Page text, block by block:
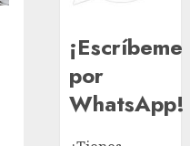
¡Escríbeme
por
WhatsApp!